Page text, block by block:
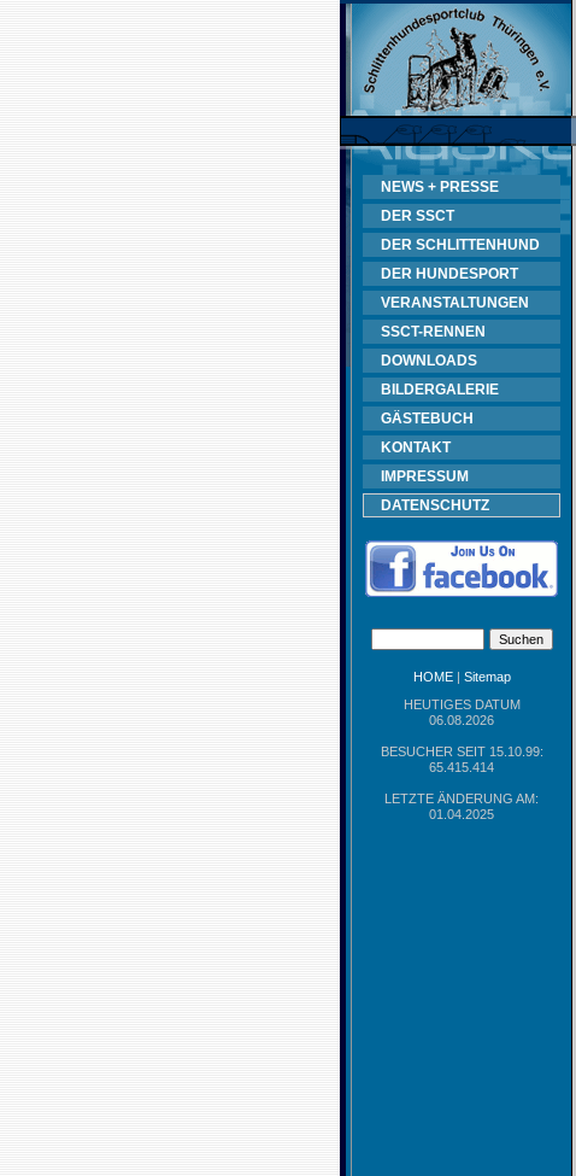
NEWS + PRESSE
DER SSCT
DER SCHLITTENHUND
DER HUNDESPORT
VERANSTALTUNGEN
SSCT-RENNEN
DOWNLOADS
BILDERGALERIE
GÄSTEBUCH
KONTAKT
IMPRESSUM
DATENSCHUTZ
HOME| Sitemap
HEUTIGES DATUM
06.08.2026
BESUCHER SEIT 15.10.99:
65.415.414
LETZTE ÄNDERUNG AM:
01.04.2025